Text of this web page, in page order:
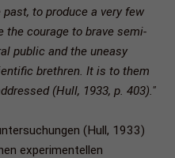
to produce a very few
courage to brave semi-
public and the uneasy
brethren. It is to them
(Hull, 1933, p. 403)."
(Hull, 1933)
experimentellen